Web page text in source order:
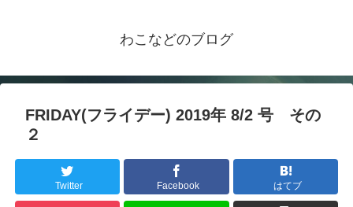
わこなどのブログ
FRIDAY(フライデー) 2019年 8/2 号 その
２
Twitter Facebook はてブ